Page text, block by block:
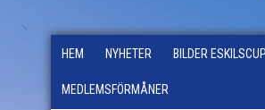
HEM NYHETER BILDER
MEDLEMSFÖRMÅNER